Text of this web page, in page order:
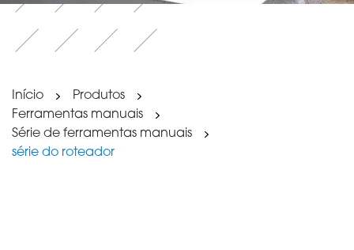
Início
Produtos
Ferramentas manuais
Série de ferramentas manuais
série do roteador